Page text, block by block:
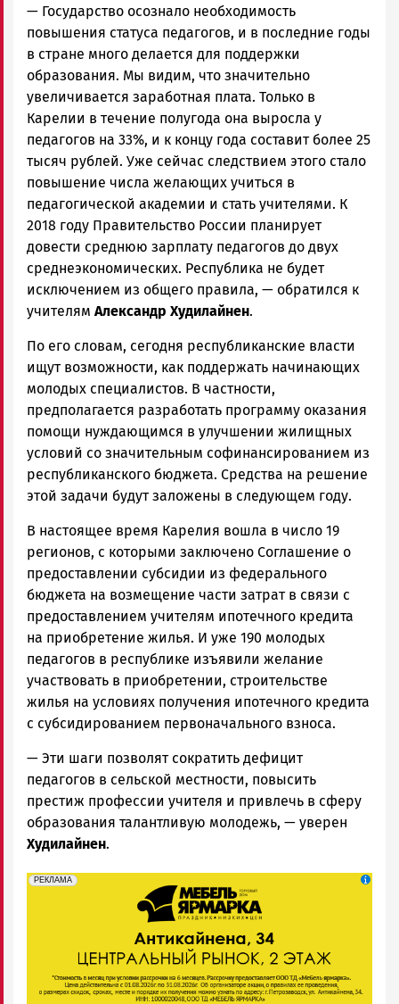
— Государство осознало необходимость
повышения статуса педагогов, и в последние годы
в стране много делается для поддержки
образования. Мы видим, что значительно
увеличивается заработная плата. Только в
Карелии в течение полугода она выросла у
педагогов на 33%, и к концу года составит более 25
тысяч рублей. Уже сейчас следствием этого стало
повышение числа желающих учиться в
педагогической академии и стать учителями. К
2018 году Правительство России планирует
довести среднюю зарплату педагогов до двух
среднеэкономических. Республика не будет
исключением из общего правила, — обратился к
учителям Александр Худилайнен.
По его словам, сегодня республиканские власти
ищут возможности, как поддержать начинающих
молодых специалистов. В частности,
предполагается разработать программу оказания
помощи нуждающимся в улучшении жилищных
условий со значительным софинансированием из
республиканского бюджета. Средства на решение
этой задачи будут заложены в следующем году.
В настоящее время Карелия вошла в число 19
регионов, с которыми заключено Соглашение о
предоставлении субсидии из федерального
бюджета на возмещение части затрат в связи с
предоставлением учителям ипотечного кредита
на приобретение жилья. И уже 190 молодых
педагогов в республике изъявили желание
участвовать в приобретении, строительстве
жилья на условиях получения ипотечного кредита
с субсидированием первоначального взноса.
— Эти шаги позволят сократить дефицит
педагогов в сельской местности, повысить
престиж профессии учителя и привлечь в сферу
образования талантливую молодежь, — уверен
Худилайнен.
erid: 2SDnjeFymr3
РЕКЛАМА
Реклама